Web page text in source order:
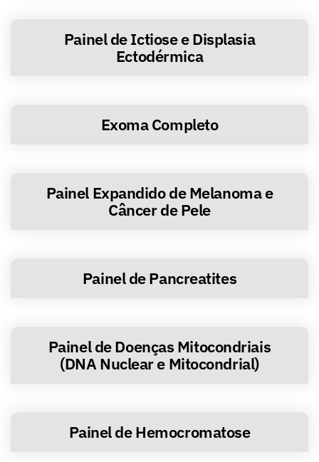
Painel de Ictiose e Displasia
Ectodérmica
Exoma Completo
Painel Expandido de Melanoma e
Câncer de Pele
Painel de Pancreatites
Painel de Doenças Mitocondriais
(DNA Nuclear e Mitocondrial)
Painel de Hemocromatose